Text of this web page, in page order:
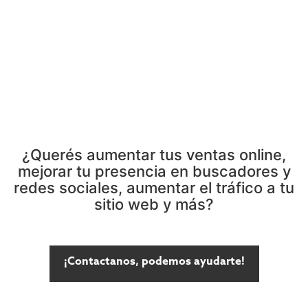
¿Querés aumentar tus ventas online,
mejorar tu presencia en buscadores y
redes sociales, aumentar el tráfico a tu
sitio web y más?
¡Contactanos, podemos ayudarte!